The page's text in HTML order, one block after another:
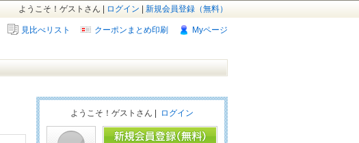
新規会員登録（無料）
ログイン
ようこそ！ゲストさん |
Myページ
クーポンまとめ印刷
見比べリスト
ようこそ！ゲストさん | ログイン